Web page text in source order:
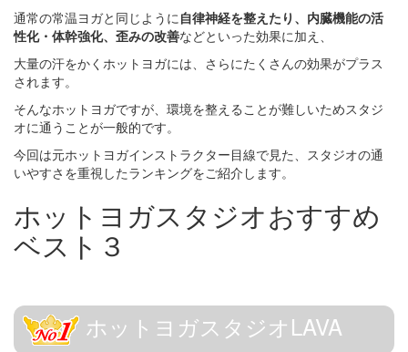
通常の常温ヨガと同じように自律神経を整えたり、内臓機能の活
性化・体幹強化、歪みの改善などといった効果に加え、
大量の汗をかくホットヨガには、さらにたくさんの効果がプラス
されます。
そんなホットヨガですが、環境を整えることが難しいためスタジ
オに通うことが一般的です。
今回は元ホットヨガインストラクター目線で見た、スタジオの通
いやすさを重視したランキングをご紹介します。
ホットヨガスタジオおすすめ
ベスト３
ホットヨガスタジオLAVA